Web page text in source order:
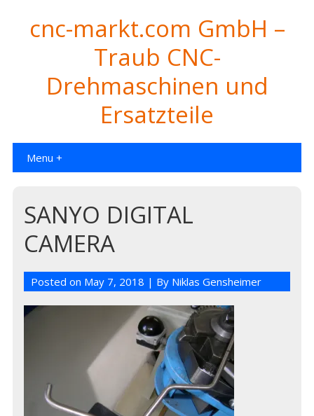
cnc-markt.com GmbH –
Traub CNC-
Drehmaschinen und
Ersatzteile
Menu +
SANYO DIGITAL
CAMERA
Posted on May 7, 2018 | By Niklas Gensheimer